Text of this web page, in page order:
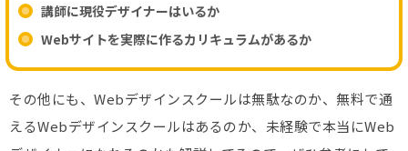
講師に現役デザイナーはいるか
Webサイトを実際に作るカリキュラムがあるか
その他にも、Webデザインスクールは無駄なのか、無料で通
えるWebデザインスクールはあるのか、未経験で本当にWeb